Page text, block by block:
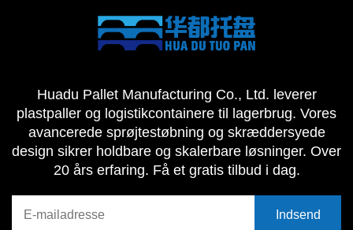
Huadu Pallet Manufacturing Co., Ltd. leverer
plastpaller og logistikcontainere til lagerbrug. Vores
avancerede sprøjtestøbning og skræddersyede
design sikrer holdbare og skalerbare løsninger. Over
20 års erfaring. Få et gratis tilbud i dag.